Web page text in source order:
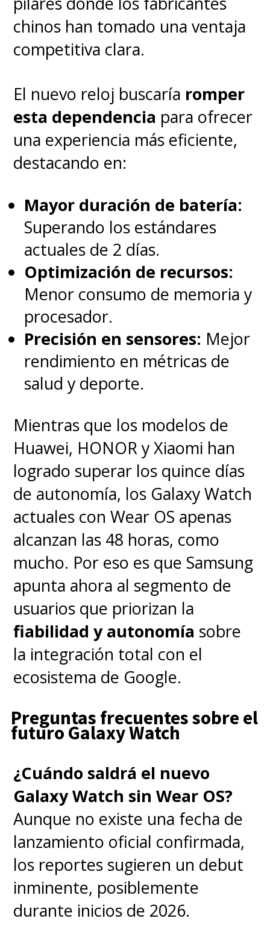
chinos han tomado una ventaja
competitiva clara.
El nuevo reloj buscaría romper
esta dependencia para ofrecer
una experiencia más eficiente,
destacando en:
Mayor duración de batería:
Superando los estándares
actuales de 2 días.
Optimización de recursos:
Menor consumo de memoria y
procesador.
Precisión en sensores: Mejor
rendimiento en métricas de
salud y deporte.
Mientras que los modelos de
Huawei, HONOR y Xiaomi han
logrado superar los quince días
de autonomía, los Galaxy Watch
actuales con Wear OS apenas
alcanzan las 48 horas, como
mucho. Por eso es que Samsung
apunta ahora al segmento de
usuarios que priorizan la
fiabilidad y autonomía sobre
la integración total con el
ecosistema de Google.
Preguntas frecuentes sobre el
futuro Galaxy Watch
¿Cuándo saldrá el nuevo
Galaxy Watch sin Wear OS?
Aunque no existe una fecha de
lanzamiento oficial confirmada,
los reportes sugieren un debut
inminente, posiblemente
durante inicios de 2026.